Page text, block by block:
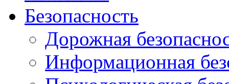
Безопасность
Дорожная
Информационная